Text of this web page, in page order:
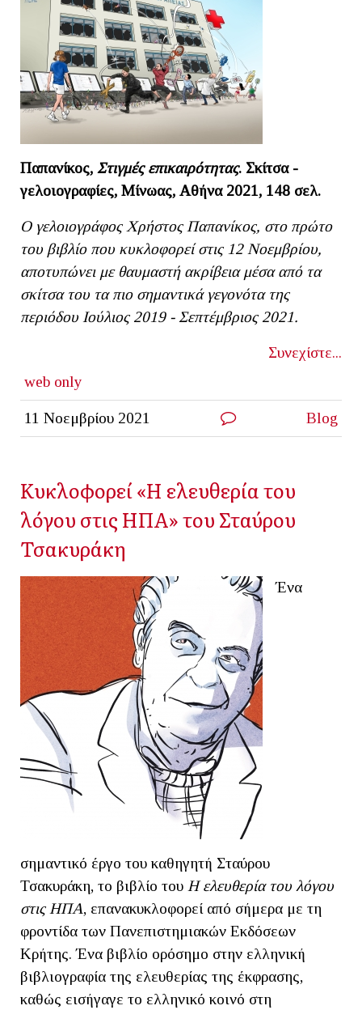
Παπανίκος, Στιγμές επικαιρότητας. Σκίτσα -
γελοιογραφίες, Μίνωας, Αθήνα 2021, 148 σελ.
Ο γελοιογράφος Χρήστος Παπανίκος, στο πρώτο
του βιβλίο που κυκλοφορεί στις 12 Νοεμβρίου,
αποτυπώνει με θαυμαστή ακρίβεια μέσα από τα
σκίτσα του τα πιο σημαντικά γεγονότα της
περιόδου Ιούλιος 2019 - Σεπτέμβριος 2021.
Συνεχίστε...
web only
11 Νοεμβρίου 2021 Blog
Κυκλοφορεί «Η ελευθερία του
λόγου στις ΗΠΑ» του Σταύρου
Τσακυράκη
Ένα
σημαντικό έργο του καθηγητή Σταύρου
Τσακυράκη, το βιβλίο του Η ελευθερία του λόγου
στις ΗΠΑ, επανακυκλοφορεί από σήμερα με τη
φροντίδα των Πανεπιστημιακών Εκδόσεων
Κρήτης. Ένα βιβλίο ορόσημο στην ελληνική
βιβλιογραφία της ελευθερίας της έκφρασης,
καθώς εισήγαγε το ελληνικό κοινό στη